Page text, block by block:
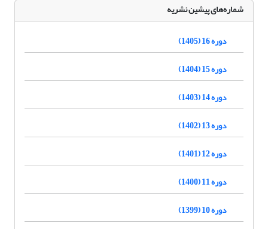
شماره‌های پیشین نشریه
دوره 16 (1405)
دوره 15 (1404)
دوره 14 (1403)
دوره 13 (1402)
دوره 12 (1401)
دوره 11 (1400)
دوره 10 (1399)